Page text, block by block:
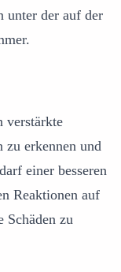
unter der auf der
verstärkte
zu erkennen und
einer besseren
Reaktionen auf
Schäden zu